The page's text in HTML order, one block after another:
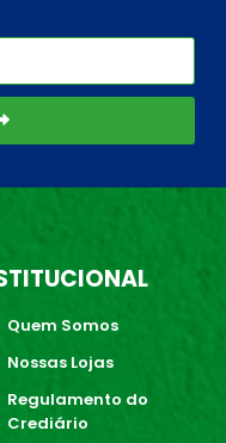
Quem Somos
Nossas Lojas
Regulamento do
Crediário